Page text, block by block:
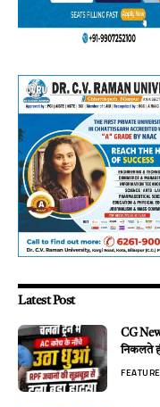
Latest Post
CG
निकलते